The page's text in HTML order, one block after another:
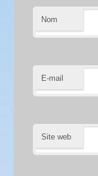
Nom
E-mail
Site web